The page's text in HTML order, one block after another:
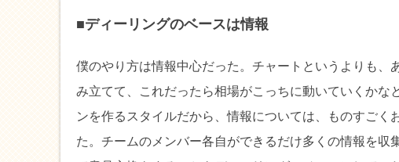
■ディーリングのベースは情報
僕のやり方は情報中心だった。チャートというよりも、
み立てて、これだったら相場がこっちに動いていくかな
ンを作るスタイルだから、情報については、ものすご
た。チームのメンバー各自ができるだけ多くの情報を